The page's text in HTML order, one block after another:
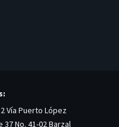
Vía Puerto López
37 No. 41-02 Barzal